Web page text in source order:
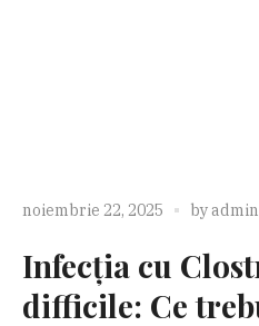
noiembrie 22, 2025 byadmin
Infecția cu
difficile: Ce